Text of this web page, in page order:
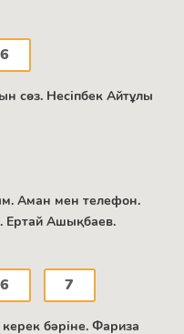
6
сөз. Несіпбек Айтұлы
Аман мен телефон.
Ертай Ашықбаев.
6 7
керек бәріне. Фариза